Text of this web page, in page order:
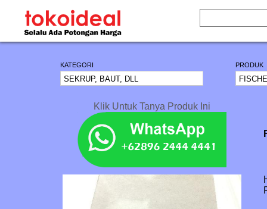
KATEGORI PRODUK
Klik Untuk Tanya Produk Ini